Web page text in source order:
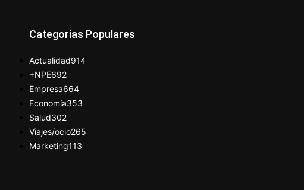
Categorias Populares
Actualidad914
+NPE692
Empresa664
Economía353
Salud302
Viajes/ocio265
Marketing113